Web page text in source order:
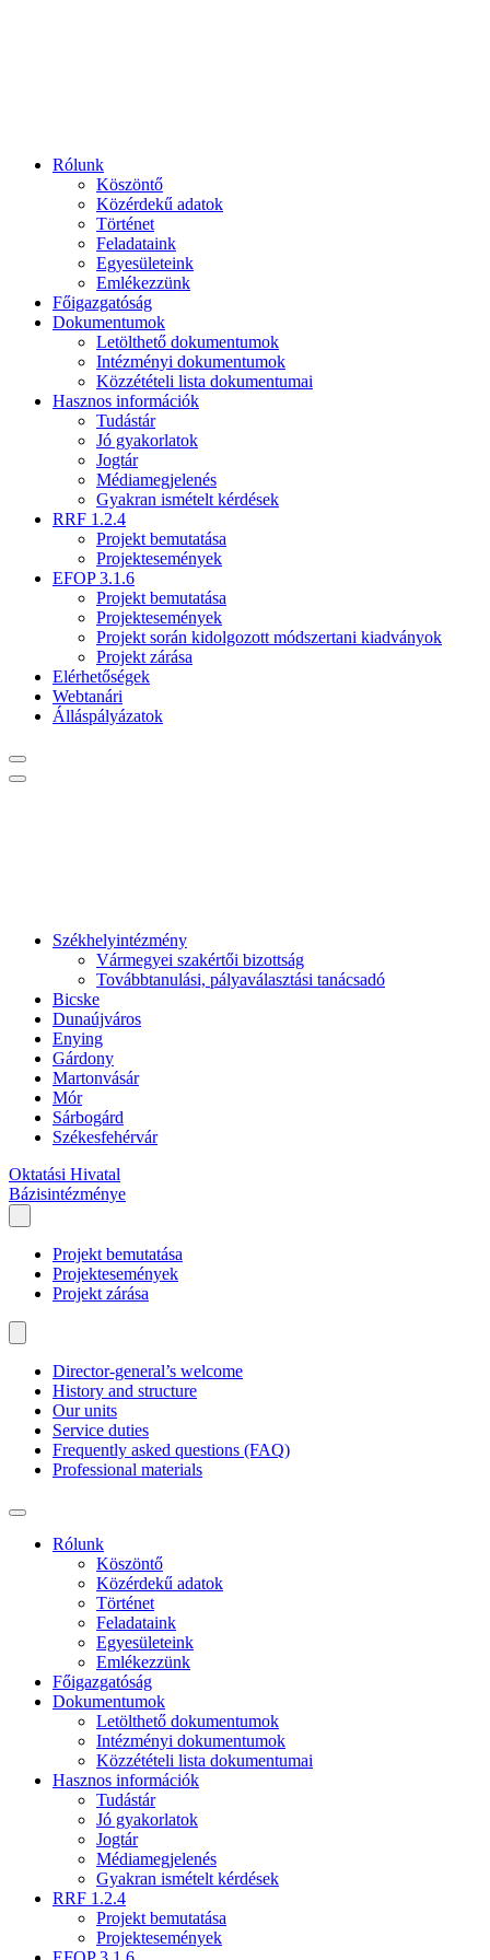
Rólunk
Köszöntő
Közérdekű adatok
Történet
Feladataink
Egyesületeink
Emlékezzünk
Főigazgatóság
Dokumentumok
Letölthető dokumentumok
Intézményi dokumentumok
Közzétételi lista dokumentumai
Hasznos információk
Tudástár
Jó gyakorlatok
Jogtár
Médiamegjelenés
Gyakran ismételt kérdések
RRF 1.2.4
Projekt bemutatása
Projektesemények
EFOP 3.1.6
Projekt bemutatása
Projektesemények
Projekt során kidolgozott módszertani kiadványok
Projekt zárása
Elérhetőségek
Webtanári
Álláspályázatok
Székhelyintézmény
Vármegyei szakértői bizottság
Továbbtanulási, pályaválasztási tanácsadó
Bicske
Dunaújváros
Enying
Gárdony
Martonvásár
Mór
Sárbogárd
Székesfehérvár
Oktatási Hivatal
Bázisintézménye
Projekt bemutatása
Projektesemények
Projekt zárása
Director-general’s welcome
History and structure
Our units
Service duties
Frequently asked questions (FAQ)
Professional materials
Rólunk
Köszöntő
Közérdekű adatok
Történet
Feladataink
Egyesületeink
Emlékezzünk
Főigazgatóság
Dokumentumok
Letölthető dokumentumok
Intézményi dokumentumok
Közzétételi lista dokumentumai
Hasznos információk
Tudástár
Jó gyakorlatok
Jogtár
Médiamegjelenés
Gyakran ismételt kérdések
RRF 1.2.4
Projekt bemutatása
Projektesemények